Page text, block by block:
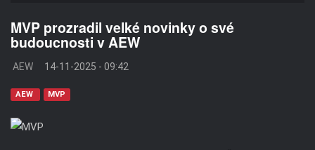
MVP prozradil velké novinky o své
budoucnosti v AEW
AEW 14-11-2025 - 09:42
AEW MVP